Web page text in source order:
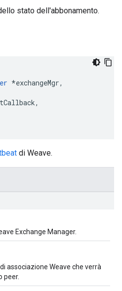
stato dell'abbonamento.
*exchangeMgr,
di Weave.
Exchange Manager.
associazione Weave che verrà
peer.